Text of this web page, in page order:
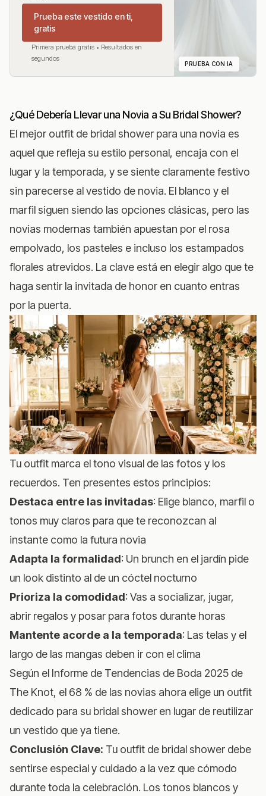
Prueba este vestido en ti,
gratis
Primera prueba gratis • Resultados en
segundos
PRUEBA CON IA
¿Qué Debería Llevar una Novia a Su Bridal Shower?
El mejor outfit de bridal shower para una novia es
aquel que refleja su estilo personal, encaja con el
lugar y la temporada, y se siente claramente festivo
sin parecerse al vestido de novia. El blanco y el
marfil siguen siendo las opciones clásicas, pero las
novias modernas también apuestan por el rosa
empolvado, los pasteles e incluso los estampados
florales atrevidos. La clave está en elegir algo que te
haga sentir la invitada de honor en cuanto entras
por la puerta.
Tu outfit marca el tono visual de las fotos y los
recuerdos. Ten presentes estos principios:
Destaca entre las invitadas: Elige blanco, marfil o
tonos muy claros para que te reconozcan al
instante como la futura novia
Adapta la formalidad: Un brunch en el jardín pide
un look distinto al de un cóctel nocturno
Prioriza la comodidad: Vas a socializar, jugar,
abrir regalos y posar para fotos durante horas
Mantente acorde a la temporada: Las telas y el
largo de las mangas deben ir con el clima
Según el Informe de Tendencias de Boda 2025 de
The Knot, el 68 % de las novias ahora elige un outfit
dedicado para su bridal shower en lugar de reutilizar
un vestido que ya tiene.
Conclusión Clave: Tu outfit de bridal shower debe
sentirse especial y cuidado a la vez que cómodo
durante toda la celebración. Los tonos blancos y